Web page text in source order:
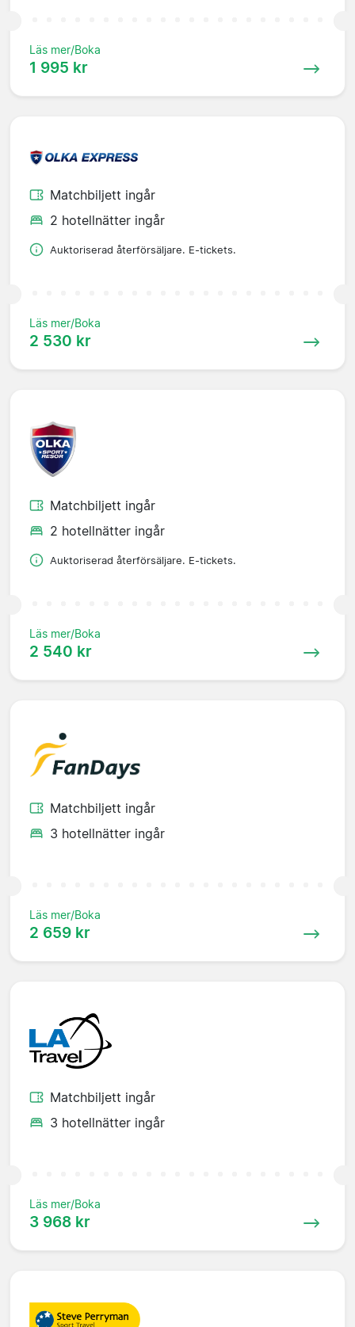
Läs mer/Boka
1 995 kr
Matchbiljett ingår
2 hotellnätter ingår
Auktoriserad återförsäljare. E-tickets.
Läs mer/Boka
2 530 kr
Matchbiljett ingår
2 hotellnätter ingår
Auktoriserad återförsäljare. E-tickets.
Läs mer/Boka
2 540 kr
Matchbiljett ingår
3 hotellnätter ingår
Läs mer/Boka
2 659 kr
Matchbiljett ingår
3 hotellnätter ingår
Läs mer/Boka
3 968 kr